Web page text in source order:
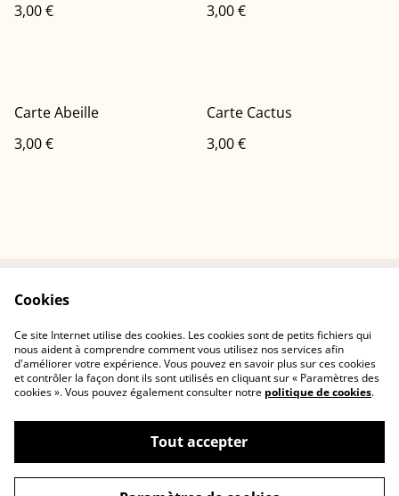
3,00 €
3,00 €
Carte Abeille
3,00 €
Carte Cactus
3,00 €
confidentialité
Politique de cookies
Contactez-nous
©2026Cerisia Concept
Cookies
Ce site Internet utilise des cookies. Les cookies sont de petits fichiers qui
nous aident à comprendre comment vous utilisez nos services afin
d'améliorer votre expérience. Vous pouvez en savoir plus sur ces cookies
et contrôler la façon dont ils sont utilisés en cliquant sur « Paramètres des
cookies ». Vous pouvez également consulter notre politique de cookies.
Tout accepter